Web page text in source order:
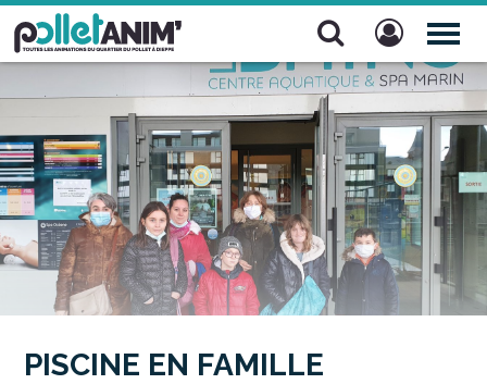
Pollet Anim'
PISCINE EN FAMILLE